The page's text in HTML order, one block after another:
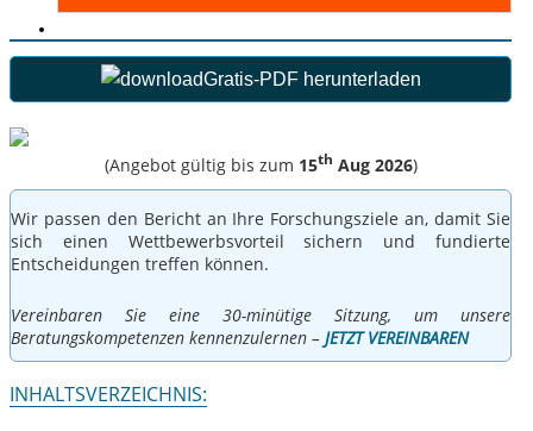
Gratis-PDF herunterladen
(Angebot gültig bis zum 15th Aug 2026)
Wir passen den Bericht an Ihre Forschungsziele an, damit Sie
sich einen Wettbewerbsvorteil sichern und fundierte
Entscheidungen treffen können.
Vereinbaren Sie eine 30-minütige Sitzung, um unsere
Beratungskompetenzen kennenzulernen – JETZT VEREINBAREN
INHALTSVERZEICHNIS: